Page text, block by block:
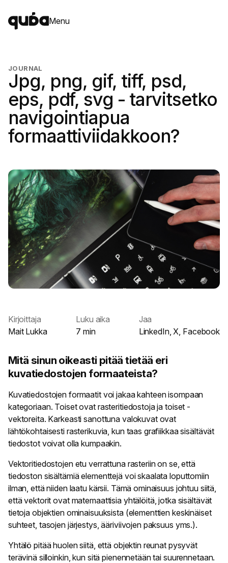
Menu
JOURNAL
Jpg, png, gif, tiff, psd,
eps, pdf, svg - tarvitsetko
navigointiapua
formaattiviidakkoon?
Kirjoittaja
Mait Lukka
Luku aika
7 min
Jaa
LinkedIn,X, Facebook
Mitä sinun oikeasti pitää tietää eri
kuvatiedostojen formaateista?
Kuvatiedostojen formaatit voi jakaa kahteen isompaan
kategoriaan. Toiset ovat rasteritiedostoja ja toiset -
vektoreita. Karkeasti sanottuna valokuvat ovat
lähtökohtaisesti rasterikuvia, kun taas grafiikkaa sisältävät
tiedostot voivat olla kumpaakin.
Vektoritiedostojen etu verrattuna rasteriin on se, että
tiedoston sisältämiä elementtejä voi skaalata loputtomiin
ilman, että niiden laatu kärsii. Tämä ominaisuus johtuu siitä,
että vektorit ovat matemaattisia yhtälöitä, jotka sisältävät
tietoja objektien ominaisuuksista (elementtien keskinäiset
suhteet, tasojen järjestys, ääriviivojen paksuus yms.).
Yhtälö pitää huolen siitä, että objektin reunat pysyvät
terävinä silloinkin, kun sitä pienennetään tai suurennetaan.